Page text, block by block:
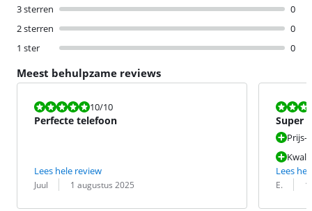
3 sterren
0
2 sterren
0
1 ster
0
Meest behulpzame reviews
Beoordeling is 10 van de 10.
10/10
Perfecte telefoon
Lees hele review
Beoordeling door:
Juul
Datum: 1 augustus 2025
Super
Prijs-
Lees
E.
Datum: